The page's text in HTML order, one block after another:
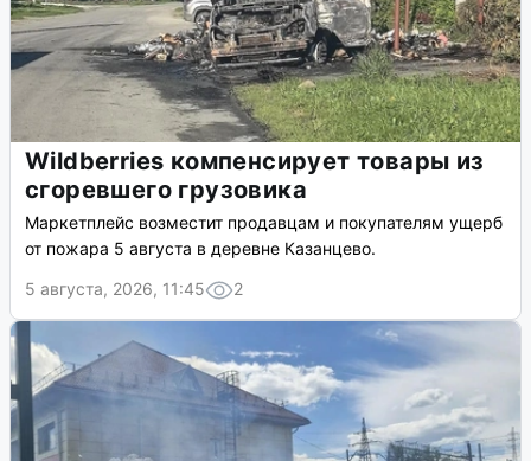
Wildberries компенсирует товары из
сгоревшего грузовика
Маркетплейс возместит продавцам и покупателям ущерб
от пожара 5 августа в деревне Казанцево.
5 августа, 2026, 11:45
2